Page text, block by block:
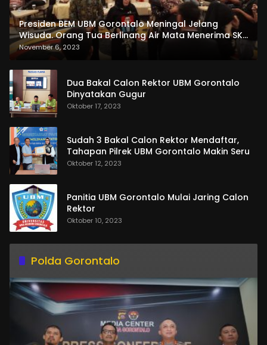
Presiden BEM UBM Gorontalo Meningal Jelang
Wisuda. Orang Tua Berlinang Air Mata Menerima SKL
dan Pemasangan Salempang
November 6, 2023
Dua Bakal Calon Rektor UBM Gorontalo
Dinyatakan Gugur
Oktober 17, 2023
Sudah 3 Bakal Calon Rektor Mendaftar,
Tahapan Pilrek UBM Gorontalo Makin Seru
Oktober 12, 2023
Panitia UBM Gorontalo Mulai Jaring Calon
Rektor
Oktober 10, 2023
Polda Gorontalo